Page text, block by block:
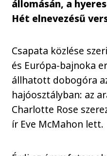
állomásán, a
Hét elnevezésű
Csapata közlése
és Európa-bajnoka
állhatott dobogóra
hajóosztályban: az
Charlotte Rose
ír Eve McMahon lett.